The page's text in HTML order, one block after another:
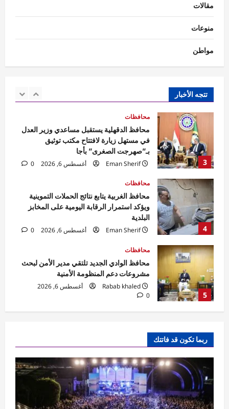
مقالات
منوعات
مواطن
تتجه الأخبار
1
2
محافظ الغربية يتابع حملات النظافة.. رفع 935
3
محافظات
محافظ الدقهلية يستقبل مساعدي وزير العدل
في مستهل زيارة لافتتاح مكتب توثيق
بـ”صهرجت الصغرى” بأجا
Eman Sherif
أغسطس 6, 2026 0
4
محافظات
محافظ الغربية يتابع نتائج الحملات التموينية
ويؤكد استمرار الرقابة اليومية على المخابز
البلدية
Eman Sherif
أغسطس 6, 2026 0
5
محافظات
محافظ الوادي الجديد تلتقي مدير الأمن لبحث
مشروعات دعم المنظومة الأمنية
Rabab khaled
أغسطس 6, 2026
0
مهرجان الصيف الدولي بمكتبة الإسكندرية
Eman Sherif
أغسطس 6, 2026 0
محافظات
محافظ الغربية يتابع حملات النظافة.. رفع 935
ربما تكون قد فاتتك